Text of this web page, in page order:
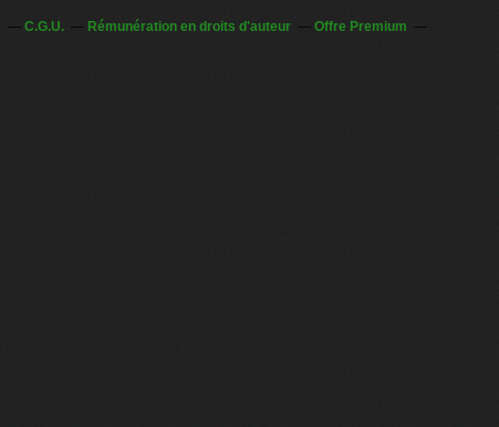
C.G.U. Rémunération en droits d'auteur
Offre Premium